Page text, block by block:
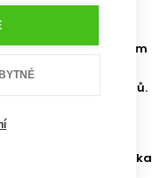
pro stavbu mého
tedy souhlasím
údajů za účelem
G SERVIS CZ, jejichž
rodinných domů.
veletrhy, výhodné
Zaškrtnutím políčka